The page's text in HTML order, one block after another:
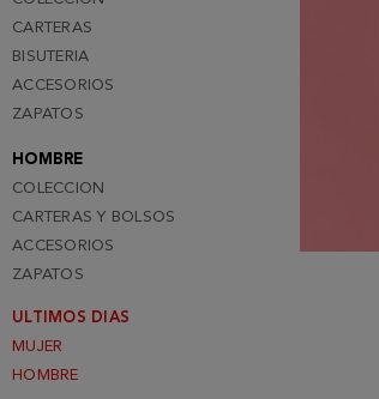
CARTERAS
BISUTERIA
ACCESORIOS
ZAPATOS
HOMBRE
COLECCION
CARTERAS Y BOLSOS
ACCESORIOS
ZAPATOS
ULTIMOS DIAS
MUJER
HOMBRE